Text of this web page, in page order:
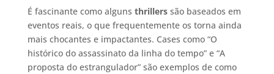
É fascinante como alguns thrillerssão baseados em
eventos reais, o que frequentemente os torna ainda
mais chocantes e impactantes. Cases como “O
histórico do assassinato da linha do tempo” e “A
proposta do estrangulador” são exemplos de como